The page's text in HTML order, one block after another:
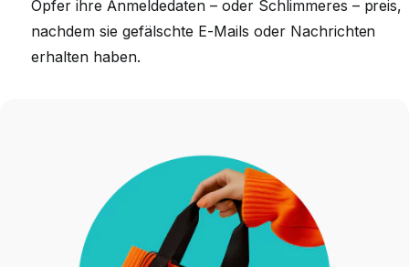
Opfer ihre Anmeldedaten – oder Schlimmeres – preis,
nachdem sie gefälschte E-Mails oder Nachrichten
erhalten haben.